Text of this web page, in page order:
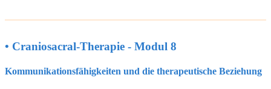
• Craniosacral-Therapie - Modul 8
Kommunikationsfähigkeiten und die therapeutische Beziehung